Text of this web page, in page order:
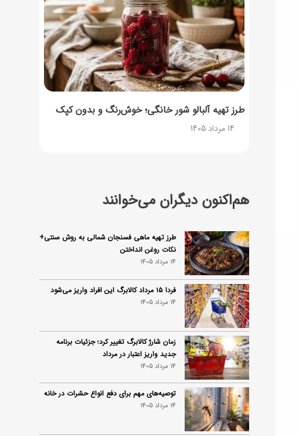
طرز تهیه آلبالو شور خانگی؛ خوش‌رنگ و بدون کپک
14 مرداد 1405
هم‌اکنون دیگران می‌خوانند
طرز تهیه ماهی فسنجان شمالی به روش سنتی+
نکات روغن انداختن
14 مرداد 1405
فردا ۱۵ مرداد کالابرگ این افراد واریز می‌شود
14 مرداد 1405
زمان شارژ کالابرگ تغییر کرد؛ جزئیات برنامه
جدید واریز اعتبار در مرداد
14 مرداد 1405
توصیه‌های مهم برای دفع انواع حشرات در خانه
14 مرداد 1405